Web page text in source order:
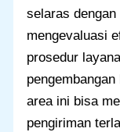
selaras
mengevaluasi
prosedur
area ini bisa
pengiriman